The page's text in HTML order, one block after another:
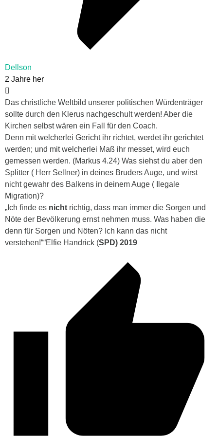
Dellson
2 Jahre her
Das christliche Weltbild unserer politischen Würdenträger
sollte durch den Klerus nachgeschult werden! Aber die
Kirchen selbst wären ein Fall für den Coach.
Denn mit welcherlei Gericht ihr richtet, werdet ihr gerichtet
werden; und mit welcherlei Maß ihr messet, wird euch
gemessen werden. (Markus 4.24) Was siehst du aber den
Splitter ( Herr Sellner) in deines Bruders Auge, und wirst
nicht gewahr des Balkens in deinem Auge ( Ilegale
Migration)?
„Ich finde es nicht richtig, dass man immer die Sorgen und
Nöte der Bevölkerung ernst nehmen muss. Was haben die
denn für Sorgen und Nöten? Ich kann das nicht
verstehen!““Elfie Handrick (SPD) 2019